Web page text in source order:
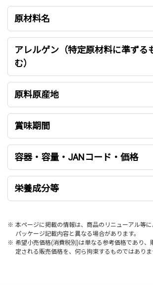
原材料名
アレルゲン（特定原材料に準ずる
む）
原料原産地
賞味期間
容器・容量・JANコード・価格
栄養成分等
※ 本ページに掲載の情報は、商品のリニューアル等に
パッケージ記載内容と異なる場合があります。
※ 希望小売価格(消費税別)は単なる参考価格であり、
定される販売価格を、何ら拘束するものではありま